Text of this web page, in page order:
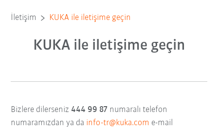
İletişim KUKA ile iletişime geçin
KUKA ile iletişime geçin
Bizlere dilerseniz 444 99 87 numaralı telefon
numaramızdan ya da info-tr@kuka.com e-mail